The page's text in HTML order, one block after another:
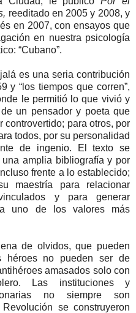
reeditado en 2005 y 2008, y
en 2007, con ensayos que
en nuestra psicología
“Cubano”.
es una seria contribución
y “los tiempos que corren”,
le permitió lo que vivió y
un pensador y poeta que
controvertido; para otros, por
todos, por su personalidad
de ingenio. El texto se
amplia bibliografía y por
frente a lo establecido;
maestría para relacionar
y para generar
uno de los valores más
de olvidos, que pueden
héroes no pueden ser de
amasados solo con
Las instituciones y
no siempre son
se construyeron